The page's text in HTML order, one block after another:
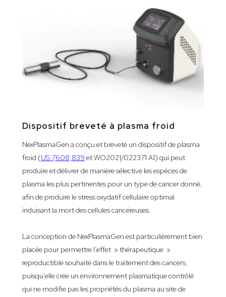
Dispositif breveté à plasma froid
NexPlasmaGen a conçu et breveté un dispositif de plasma
froid (US 7,608,839 et WO2021/022371 A1) qui peut
produire et délivrer de manière sélective les espèces de
plasma les plus pertinentes pour un type de cancer donné,
afin de produire le stress oxydatif cellulaire optimal
induisant la mort des cellules cancéreuses.
La conception de NexPlasmaGen est particulièrement bien
placée pour permettre l’effet » thérapeutique »
reproductible souhaité dans le traitement des cancers,
puisqu’elle crée un environnement plasmatique contrôlé
qui ne modifie pas les propriétés du plasma au site de